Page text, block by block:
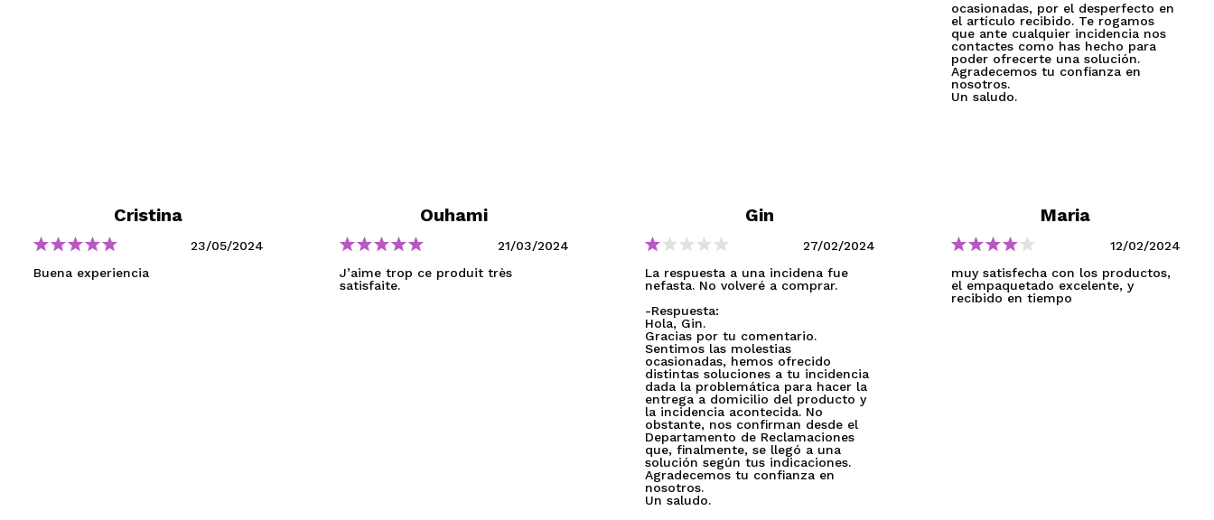
SONO TORNATI!
CREARE UN ACCOUNT
ocasionadas, por el desperfecto en
el artículo recibido. Te rogamos
que ante cualquier incidencia nos
contactes como has hecho para
poder ofrecerte una solución.
Agradecemos tu confianza en
nosotros.
Un saludo.
Cristina
23/05/2024
Buena experiencia
Ouhami
21/03/2024
J’aime trop ce produit très
satisfaite.
Gin
27/02/2024
La respuesta a una incidena fue
nefasta. No volveré a comprar.
-Respuesta:
Hola, Gin.
Gracias por tu comentario.
Sentimos las molestias
ocasionadas, hemos ofrecido
distintas soluciones a tu incidencia
dada la problemática para hacer la
entrega a domicilio del producto y
la incidencia acontecida. No
obstante, nos confirman desde el
Departamento de Reclamaciones
que, finalmente, se llegó a una
solución según tus indicaciones.
Agradecemos tu confianza en
nosotros.
Un saludo.
Maria
12/02/2024
muy satisfecha con los productos,
el empaquetado excelente, y
recibido en tiempo